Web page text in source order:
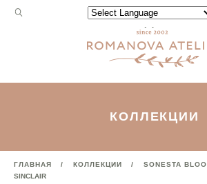
Запрос
Powered by
КОЛЛЕКЦИИ
ГЛАВНАЯ КОЛЛЕКЦИИ
SONESTA
SINCLAIR